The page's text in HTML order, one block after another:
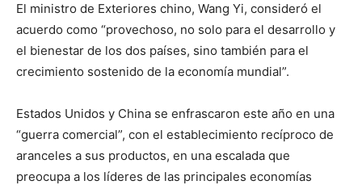
El ministro de Exteriores chino, Wang Yi, consideró el
acuerdo como “provechoso, no solo para el desarrollo y
el bienestar de los dos países, sino también para el
crecimiento sostenido de la economía mundial”.
Estados Unidos y China se enfrascaron este año en una
“guerra comercial”, con el establecimiento recíproco de
aranceles a sus productos, en una escalada que
preocupa a los líderes de las principales economías